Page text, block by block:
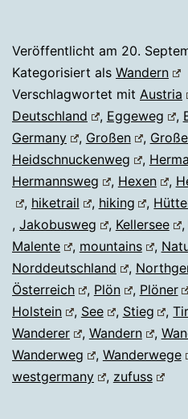
Veröffentlicht am 20.
Kategorisiert als Wandern
Verschlagwortet mit Austria
Deutschland
, Eggeweg ,
Germany
, Großen ,
Heidschnuckenweg
,
Hermannsweg
, Hexen ,
, hiketrail , hiking ,
, Jakobusweg , Kellersee ,
Malente
, mountains ,
Norddeutschland
,
Österreich
, Plön , Plöner
Holstein
, See , Stieg ,
Wanderer
, Wandern ,
Wanderweg
, Wanderwege
westgermany
, zufuss